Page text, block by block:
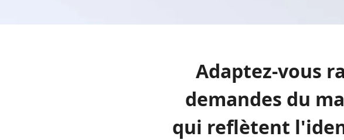
Adaptez-vous
demandes du
qui reflètent